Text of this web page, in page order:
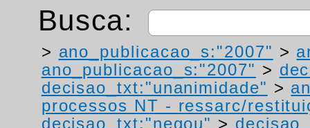
Busca:
> ano_publicacao_s:"2007" >
ano_publicacao_s:"2007" >
decisao_txt:"unanimidade" >
processos NT - ressarc/
decisao_txt:"negou" >